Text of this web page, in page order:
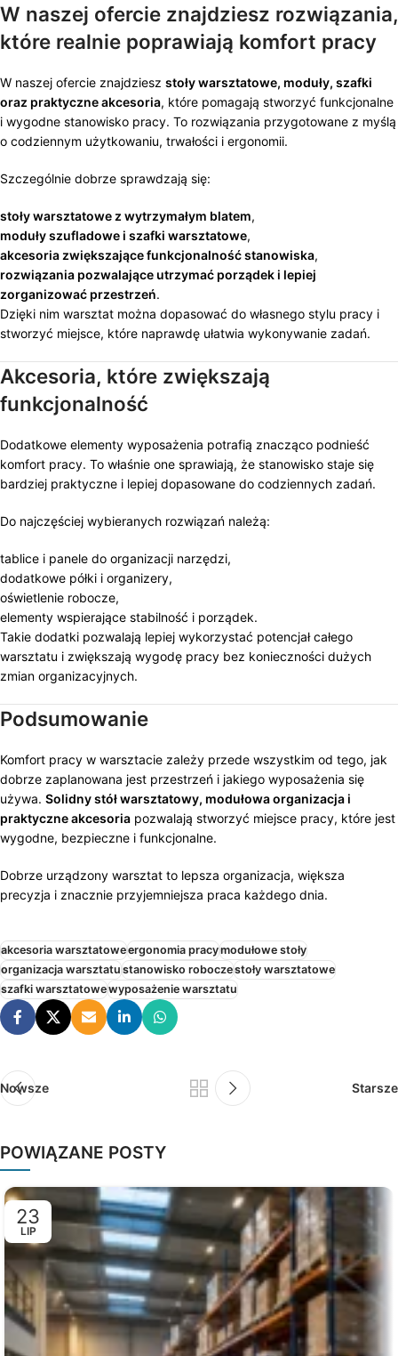
W naszej ofercie znajdziesz rozwiązania,
które realnie poprawiają komfort pracy
W naszej ofercie znajdziesz stoły warsztatowe, moduły, szafki
oraz praktyczne akcesoria, które pomagają stworzyć funkcjonalne
i wygodne stanowisko pracy. To rozwiązania przygotowane z myślą
o codziennym użytkowaniu, trwałości i ergonomii.
Szczególnie dobrze sprawdzają się:
stoły warsztatowe z wytrzymałym blatem,
moduły szufladowe i szafki warsztatowe,
akcesoria zwiększające funkcjonalność stanowiska,
rozwiązania pozwalające utrzymać porządek i lepiej
zorganizować przestrzeń.
Dzięki nim warsztat można dopasować do własnego stylu pracy i
stworzyć miejsce, które naprawdę ułatwia wykonywanie zadań.
Akcesoria, które zwiększają
funkcjonalność
Dodatkowe elementy wyposażenia potrafią znacząco podnieść
komfort pracy. To właśnie one sprawiają, że stanowisko staje się
bardziej praktyczne i lepiej dopasowane do codziennych zadań.
Do najczęściej wybieranych rozwiązań należą:
tablice i panele do organizacji narzędzi,
dodatkowe półki i organizery,
oświetlenie robocze,
elementy wspierające stabilność i porządek.
Takie dodatki pozwalają lepiej wykorzystać potencjał całego
warsztatu i zwiększają wygodę pracy bez konieczności dużych
zmian organizacyjnych.
Podsumowanie
Komfort pracy w warsztacie zależy przede wszystkim od tego, jak
dobrze zaplanowana jest przestrzeń i jakiego wyposażenia się
używa. Solidny stół warsztatowy, modułowa organizacja i
praktyczne akcesoria pozwalają stworzyć miejsce pracy, które jest
wygodne, bezpieczne i funkcjonalne.
Dobrze urządzony warsztat to lepsza organizacja, większa
precyzja i znacznie przyjemniejsza praca każdego dnia.
akcesoria warsztatoweergonomia pracymodułowe stoły
organizacja warsztatu stanowisko roboczestoły warsztatowe
szafki warsztatowewyposażenie warsztatu
Nowsze Starsze
POWIĄZANE POSTY
23
LIP